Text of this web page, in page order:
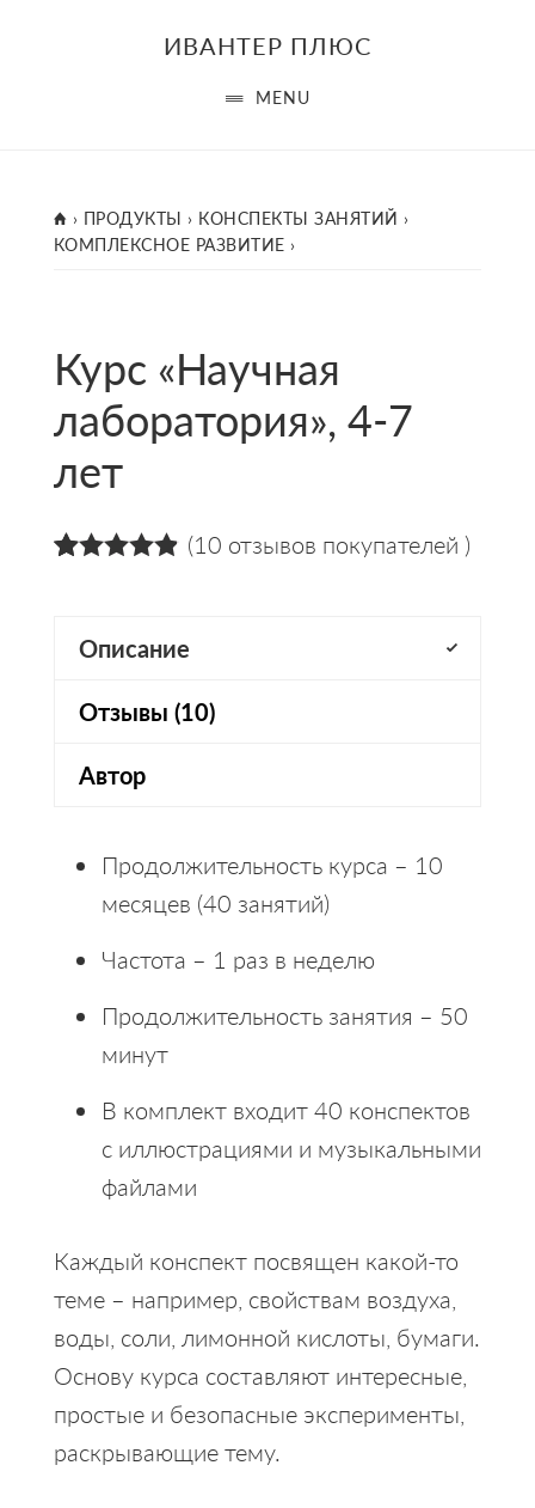
ИВАНТЕР ПЛЮС
MENU
ГЛАВНАЯ
› ПРОДУКТЫ › КОНСПЕКТЫ ЗАНЯТИЙ ›
КОМПЛЕКСНОЕ РАЗВИТИЕ ›
Курс «Научная
лаборато­рия», 4-7
лет
пользователей
(10 отзывов покупателей )
Описание
Отзывы (10)
Автор
Продолжительность курса – 10
месяцев (40 занятий)
Частота – 1 раз в неделю
Продолжительность занятия – 50
минут
В комплект входит 40 конспектов
с иллюстрациями и музыкальными
файлами
Каждый конспект посвящен какой-то
теме – например, свойствам воздуха,
воды, соли, лимонной кислоты, бумаги.
Основу курса составляют интересные,
простые и безопасные эксперименты,
раскрывающие тему.